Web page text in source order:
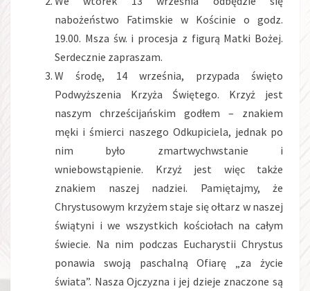
nabożeństwo Fatimskie w Kościnie o godz.
19.00. Msza św. i procesja z figurą Matki Bożej.
Serdecznie zapraszam.
W środę, 14 września, przypada święto
Podwyższenia Krzyża Świętego. Krzyż jest
naszym chrześcijańskim godłem – znakiem
męki i śmierci naszego Odkupiciela, jednak po
nim było zmartwychwstanie i
wniebowstąpienie. Krzyż jest więc także
znakiem naszej nadziei. Pamiętajmy, że
Chrystusowym krzyżem staje się ołtarz w naszej
świątyni i we wszystkich kościołach na całym
świecie. Na nim podczas Eucharystii Chrystus
ponawia swoją paschalną Ofiarę „za życie
świata”. Nasza Ojczyzna i jej dzieje znaczone są